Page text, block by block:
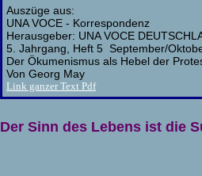
Auszüge aus:
UNA VOCE - Korrespondenz
Herausgeber: UNA VOCE
5. Jahrgang, Heft 5 September/
Der Ökumenismus als Hebel der
Von Georg May
Link ganzer Text Pdf
Der Sinn des Lebens ist die